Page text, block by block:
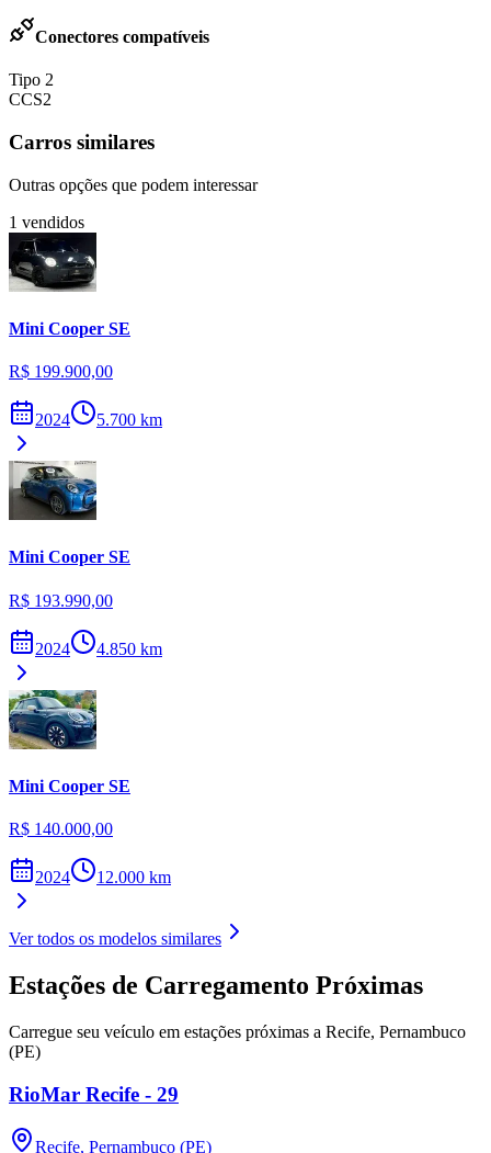
Conectores compatíveis
Tipo 2
CCS2
Carros similares
Outras opções que podem interessar
1 vendidos
Mini Cooper SE
R$ 199.900,00
2024 5.700 km
Mini Cooper SE
R$ 193.990,00
2024 4.850 km
Mini Cooper SE
R$ 140.000,00
2024 12.000 km
Ver todos os modelos similares
Estações de Carregamento Próximas
Carregue seu veículo em estações próximas a Recife, Pernambuco
(PE)
RioMar Recife - 29
Recife, Pernambuco (PE)